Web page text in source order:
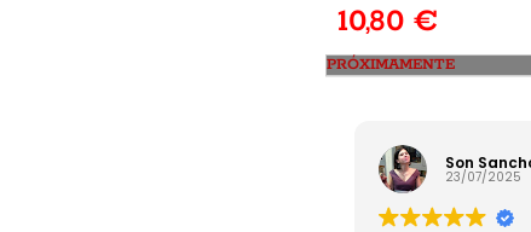
10,80€
Son
23/07/2025
PRÓXIMAMENTE